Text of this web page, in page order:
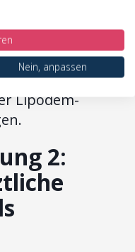
ist der
Lipödem-
2:
Nein, anpassen